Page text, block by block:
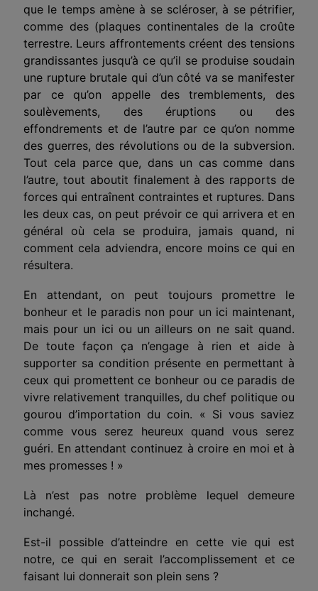
que le temps amène à se scléroser, à se pétrifier,
comme des (pla­ques continentales de la croûte
terrestre. Leurs affrontements créent des tensions
grandissantes jusqu’à ce qu’il se produise soudain
une rupture brutale qui d’un côté va se manifester
par ce qu’on appelle des tremblements, des
soulèvements, des érup­tions ou des
effondrements et de l’autre par ce qu’on nomme
des guerres, des révolutions ou de la subversion.
Tout cela parce que, dans un cas comme dans
l’autre, tout aboutit fina­lement à des rapports de
forces qui entraînent contraintes et ruptures. Dans
les deux cas, on peut prévoir ce qui arrivera et en
général où cela se produira, jamais quand, ni
comment cela adviendra, encore moins ce qui en
résultera.
En attendant, on peut toujours promettre le
bonheur et le paradis non pour un ici maintenant,
mais pour un ici ou un ailleurs on ne sait quand.
De toute façon ça n’engage à rien et aide à
supporter sa condition présente en permettant à
ceux qui promettent ce bonheur ou ce paradis de
vivre relativement tranquilles, du chef politique ou
gourou d’importation du coin. « Si vous saviez
comme vous serez heureux quand vous serez
guéri. En attendant continuez à croire en moi et à
mes promesses ! »
Là n’est pas notre problème lequel demeure
inchangé.
Est-il possible d’atteindre en cette vie qui est
notre, ce qui en serait l’accomplissement et ce
faisant lui donnerait son plein sens ?